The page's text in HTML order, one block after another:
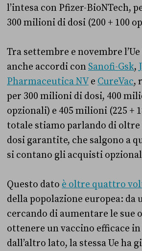
l’intesa con Pfizer-BioNTech,
300 milioni di dosi (200 + 100
Tra settembre e novembre
anche accordi con Sanofi-Gsk,
Pharmaceutica NVe CureVac,
per 300 milioni di dosi, 400
opzionali) e 405 milioni (225 +
totale stiamo parlando di
dosi garantite, che salgono a
si contano gli acquisti
Questo dato è oltre quattro
della popolazione europea: da
cercando di aumentare le sue
ottenere un vaccino efficace
dall’altro lato, la stessa Ue ha